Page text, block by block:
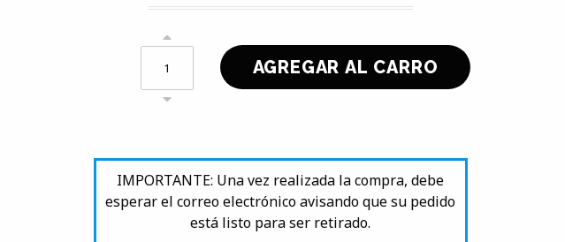
IMPORTANTE: Una vez realizada la compra, debe
esperar el correo electrónico avisando que su pedido
está listo para ser retirado.